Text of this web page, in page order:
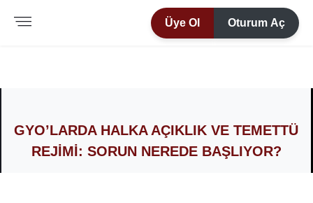
Üye Ol Oturum Aç
GYO’LARDA HALKA AÇIKLIK VE TEMETTÜ
REJIMI: SORUN NEREDE BAŞLIYOR?